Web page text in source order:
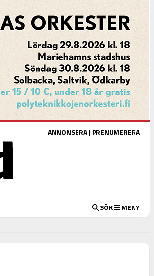
ANNONSERA| PRENUMERERA
SÖK MENY